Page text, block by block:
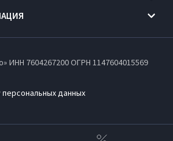
ИНН 7604267200ОГРН 1147604015569
данных